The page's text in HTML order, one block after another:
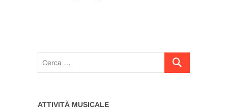
Cerca
ATTIVITÀ MUSICALE